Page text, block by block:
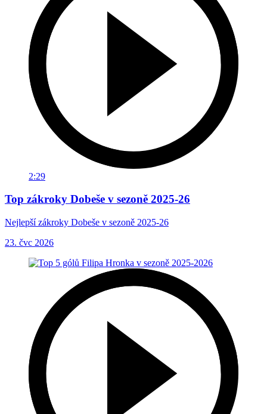
2:29
Top zákroky Dobeše v sezoně 2025-26
Nejlepší zákroky Dobeše v sezoně 2025-26
23. čvc 2026